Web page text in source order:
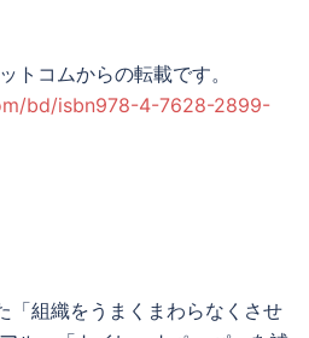
コムからの転載です。
bd/isbn978-4-7628-2899-
「組織をうまくまわらなくさせ